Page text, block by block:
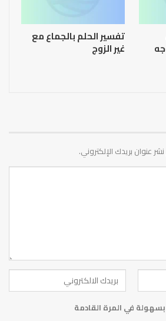
تفسير الحلم بالجماع مع
غير الزوج
عنوان بريدك الإلكتروني.
في المرة القادمة